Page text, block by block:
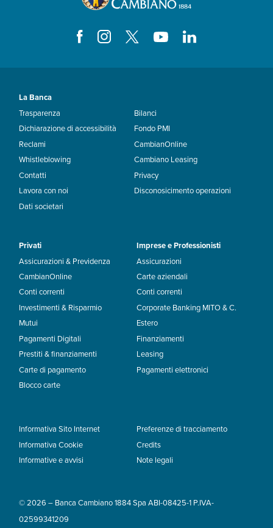
La Banca
Trasparenza
Dichiarazione di accessibilità
Reclami
Whistleblowing
Contatti
Lavora con noi
Dati societari
Bilanci
Fondo PMI
CambianOnline
Cambiano Leasing
Privacy
Disconosicimento operazioni
Privati
Assicurazioni & Previdenza
CambianOnline
Conti correnti
Investimenti & Risparmio
Mutui
Pagamenti Digitali
Prestiti & finanziamenti
Carte di pagamento
Blocco carte
Imprese e Professionisti
Assicurazioni
Carte aziendali
Conti correnti
Corporate Banking MITO & C.
Estero
Finanziamenti
Leasing
Pagamenti elettronici
Informativa Sito Internet
Informativa Cookie
Informative e avvisi
Preferenze di tracciamento
Credits
Note legali
© 2026 – Banca Cambiano 1884 Spa ABI-08425-1 P.IVA-
02599341209